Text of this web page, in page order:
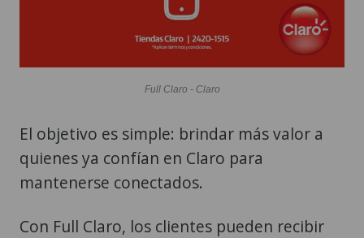
Full Claro - Claro
El objetivo es simple: brindar más valor a
quienes ya confían en Claro para
mantenerse conectados.
Con Full Claro, los clientes pueden recibir